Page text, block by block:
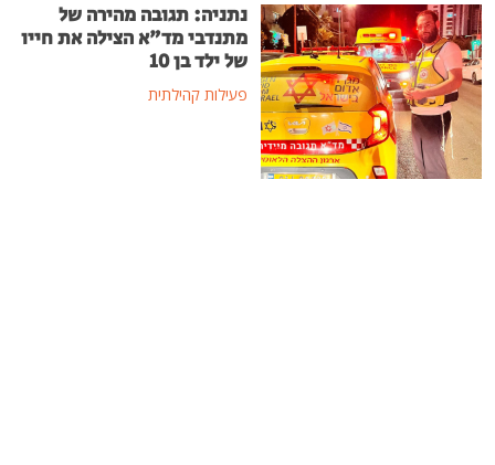
נתניה: תגובה מהירה של
מתנדבי מד"א הצילה את חייו
של ילד בן 10
פעילות קהילתית